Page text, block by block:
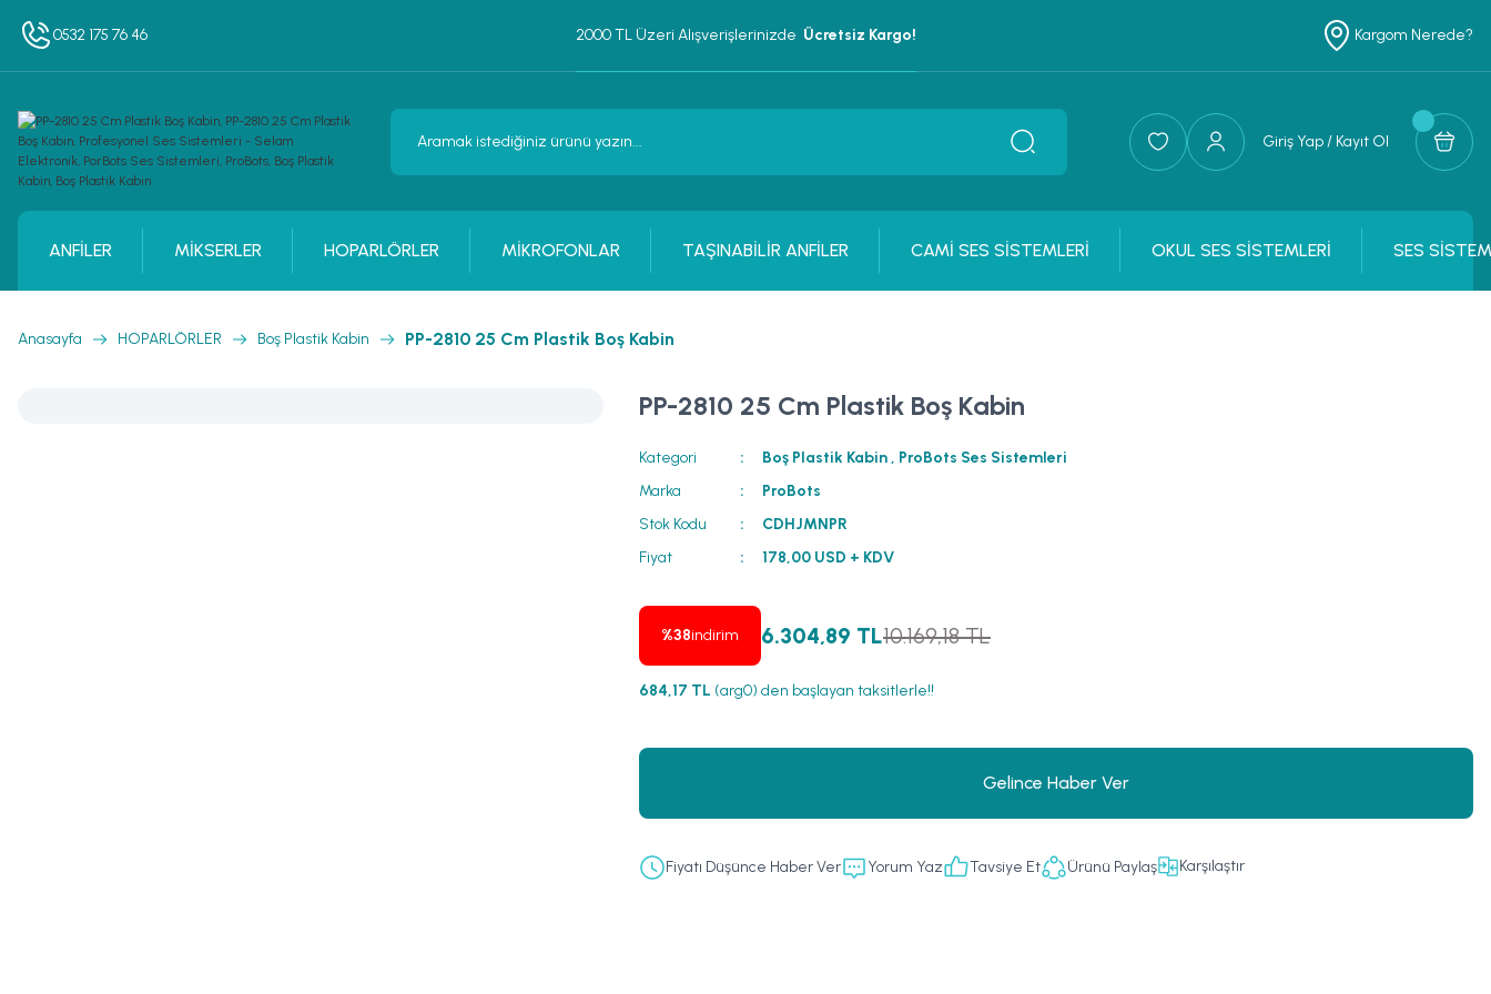
0532 175 76 46 2000 TL Üzeri Alışverişlerinizde Ücretsiz Kargo! Kargom Nerede?
Giriş Yap / Kayıt Ol
ANFİLER MİKSERLER HOPARLÖRLER MİKROFONLAR TAŞINABİLİR ANFİLER CAMİ SES SİSTEMLERİ OKUL SES SİSTEMLERİ SES
Anasayfa HOPARLÖRLER Boş Plastik Kabin PP-2810 25 Cm Plastik Boş Kabin
PP-2810 25 Cm Plastik Boş Kabin
Kategori Boş Plastik Kabin, ProBots Ses Sistemleri
Marka
ProBots
Stok Kodu
CDHJMNPR
Fiyat
178,00 USD + KDV
%38indirim 6.304,89 TL10.169,18 TL
684,17 TL (arg0) den başlayan taksitlerle!!
Gelince Haber Ver
Fiyatı Düşünce Haber Ver Yorum Yaz Tavsiye Et Ürünü Paylaş Karşılaştır